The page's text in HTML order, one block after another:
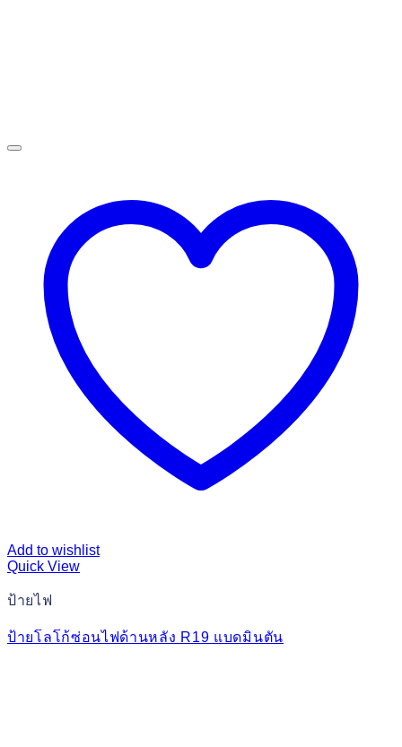
Add to wishlist
Quick View
ป้ายไฟ
ป้ายโลโก้ซ่อนไฟด้านหลัง R19 แบดมินตัน